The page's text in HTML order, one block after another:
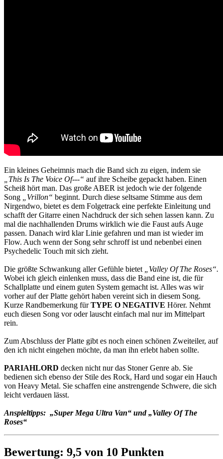
Ein kleines Geheimnis mach die Band sich zu eigen, indem sie
„This Is The Voice Of---“ auf ihre Scheibe gepackt haben. Einen
Scheiß hört man. Das große ABER ist jedoch wie der folgende
Song
„Vrillon“ beginnt. Durch diese seltsame Stimme aus dem
Nirgendwo, bietet es dem Folgetrack eine perfekte Einleitung und
schafft der Gitarre einen Nachdruck der sich sehen lassen kann. Zu
mal die nachhallenden Drums wirklich wie die Faust aufs Auge
passen. Danach wird klar Linie gefahren und man ist wieder im
Flow. Auch wenn der Song sehr schroff ist und nebenbei einen
Psychedelic Touch mit sich zieht.
Die größte Schwankung aller Gefühle bietet
„Valley Of The Roses“.
Wobei ich gleich einlenken muss, dass die Band eine ist, die für
Schallplatte und einem guten System gemacht ist. Alles was wir
vorher auf der Platte gehört haben vereint sich in diesem Song.
Kurze Randbemerkung fürTYPE O NEGATIVE Hörer. Nehmt
euch diesen Song vor oder lauscht einfach mal nur im Mittelpart
rein.
Zum Abschluss der Platte gibt es noch einen schönen Zweiteiler, auf
den ich nicht eingehen möchte, da man ihn erlebt haben sollte.
PARIAHLORD decken nicht nur das Stoner Genre ab. Sie
bedienen sich ebenso der Stile des Rock, Hard und sogar ein Hauch
von Heavy Metal. Sie schaffen eine anstrengende Schwere, die sich
leicht verdauen lässt.
Anspieltipps: „Super Mega Ultra Van“ und „Valley Of The
Roses“
Bewertung: 9,5 von 10 Punkten